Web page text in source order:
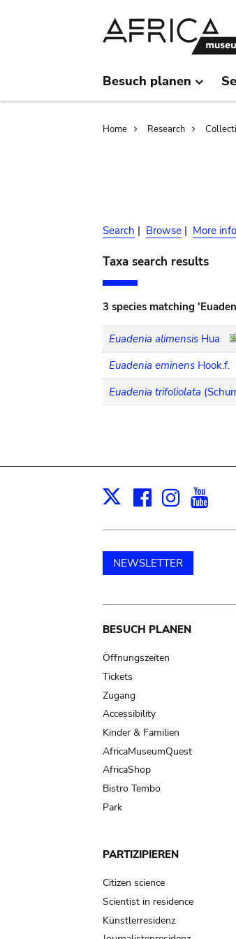
Besuch planen
Home Research
Search | Browse | More
Taxa search results
3 species matching
Euadenia alimensis Hua
Euadenia eminens Hook.f.
Euadenia trifoliolata
X Facebook
NEWSLETTER
Main
navigation
BESUCH PLANEN
Öffnungszeiten
Tickets
Zugang
Accessibility
Kinder & Familien
AfricaMuseumQuest
AfricaShop
Bistro Tembo
Park
PARTIZIPIEREN
Citizen science
Scientist in residence
Künstlerresidenz